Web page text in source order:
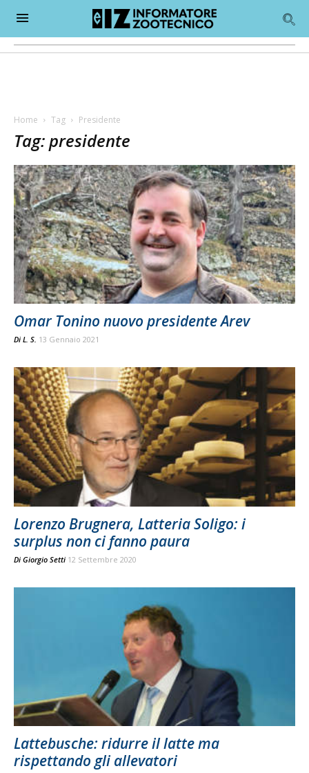
Home Tag Presidente
Tag: presidente
Omar Tonino nuovo presidente Arev
Di L. S. 13 Gennaio 2021
Lorenzo Brugnera, Latteria Soligo: i
surplus non ci fanno paura
Di Giorgio Setti 12 Settembre 2020
Lattebusche: ridurre il latte ma
rispettando gli allevatori